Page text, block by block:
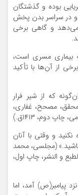
بوده و گذشتگان
و در سراسر بدن پخش
و گاهی برخی
بیماری مسری است،
از آن‌ها با تأکید
که از شیر فرار
مصحح، غفاری،
نکنید و وقتی با آنان
(مجلسی، محمد
مؤسسه الطبع و النشر، چاپ اول،
پیامبر(ص) آمد، اما